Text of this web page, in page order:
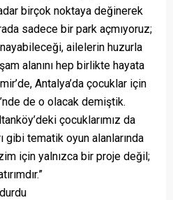
birçok noktaya değinerek
sadece bir park açmıyoruz;
ailelerin huzurla
alanını hep birlikte hayata
Antalya’da çocuklar için
de o olacak demiştik.
çocuklarımız da
gibi tematik oyun alanlarında
için yalnızca bir proje değil;